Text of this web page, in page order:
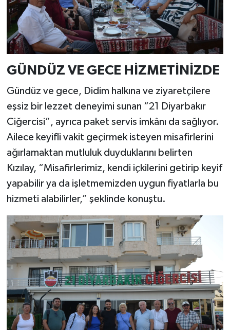
GÜNDÜZ VE GECE HİZMETİNİZDE
Gündüz ve gece, Didim halkına ve ziyaretçilere
eşsiz bir lezzet deneyimi sunan “21 Diyarbakır
Ciğercisi”, ayrıca paket servis imkânı da sağlıyor.
Ailece keyifli vakit geçirmek isteyen misafirlerini
ağırlamaktan mutluluk duyduklarını belirten
Kızılay, “Misafirlerimiz, kendi içkilerini getirip keyif
yapabilir ya da işletmemizden uygun fiyatlarla bu
hizmeti alabilirler,” şeklinde konuştu.